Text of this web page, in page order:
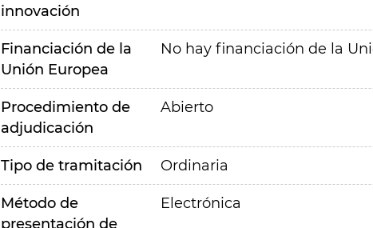
innovación
Financiación de la
Unión Europea
No hay financiación de la
Procedimiento de
adjudicación
Abierto
Tipo de tramitación Ordinaria
Método de
presentación de
Electrónica